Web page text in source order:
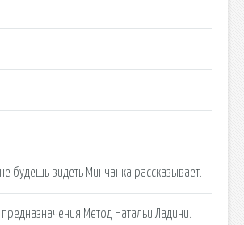
будешь видеть Минчанка рассказывает.
Метод Натальи Ладини.